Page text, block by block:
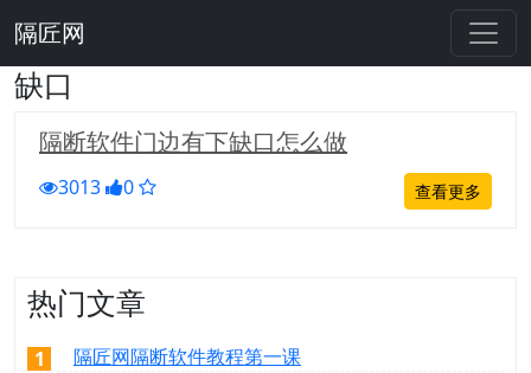
隔匠网
缺口
隔断软件门边有下缺口怎么做
3013 0 查看更多
热门文章
1
隔匠网隔断软件教程第一课